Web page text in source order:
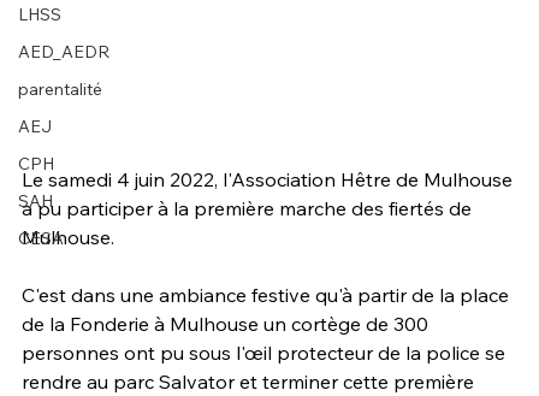
LHSS
AED_AEDR
parentalité
AEJ
CPH
SAH
CESA
Le samedi 4 juin 2022, l'Association Hêtre de Mulhouse
a pu participer à la première marche des fiertés de
Mulhouse.
C'est dans une ambiance festive qu'à partir de la place
de la Fonderie à Mulhouse un cortège de 300
personnes ont pu sous l'œil protecteur de la police se
rendre au parc Salvator et terminer cette première